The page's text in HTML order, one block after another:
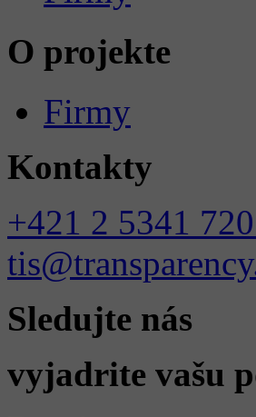
O projekte
Firmy
Kontakty
+421 2 5341
Sledujte nás
vyjadrite vašu